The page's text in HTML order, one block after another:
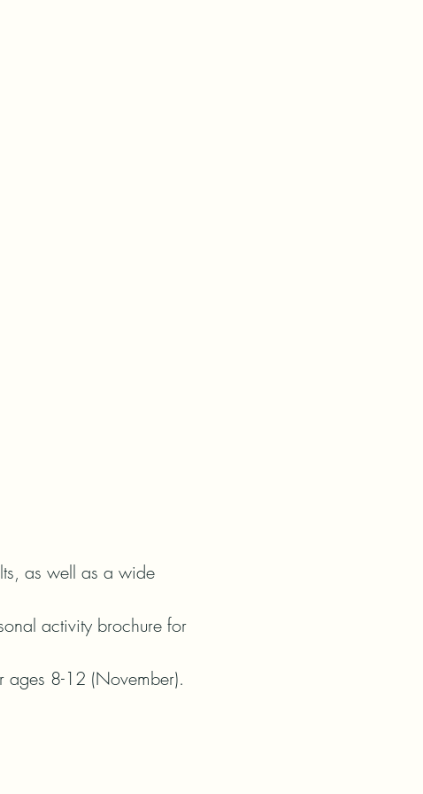
as well as a wide
activity brochure for
ages 8-12 (November).